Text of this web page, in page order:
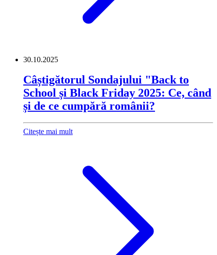
30.10.2025
Câștigătorul Sondajului "Back to
School și Black Friday 2025: Ce, când
și de ce cumpără românii?
Citește mai mult